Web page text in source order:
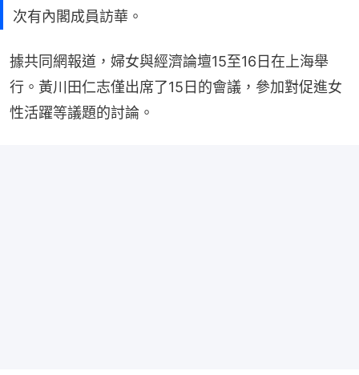
次有內閣成員訪華。
據共同網報道，婦女與經濟論壇15至16日在上海舉
行。黃川田仁志僅出席了15日的會議，參加對促進女
性活躍等議題的討論。